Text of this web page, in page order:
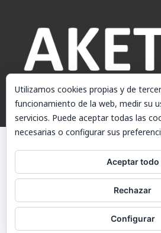
© AKETXE Consulting, S.L. - Este sitio
nuestra Política de
Política de
Contacto
Utilizamos cookies propias y de
funcionamiento de la web, medir su
servicios. Puede aceptar todas las
necesarias o configurar sus
Aceptar todo
Rechazar
Configurar